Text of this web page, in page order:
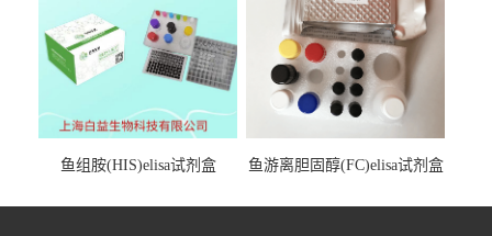
鱼组胺(HIS)elisa试剂盒 鱼游离胆固醇(FC)elisa试剂盒